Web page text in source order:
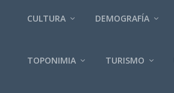
CULTURA DEMOGRAFÍA
TOPONIMIA TURISMO